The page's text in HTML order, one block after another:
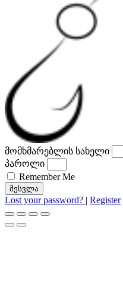
მომხმარებლის სახელი
პაროლი
Remember Me
შესვლა
Lost your password? | Register